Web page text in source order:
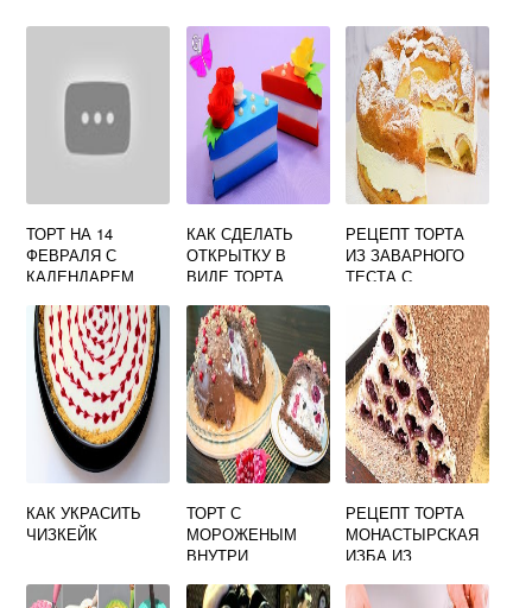
ТОРТ НА 14
ФЕВРАЛЯ С
КАЛЕНДАРЕМ
КАК СДЕЛАТЬ
ОТКРЫТКУ В
ВИДЕ ТОРТА
РЕЦЕПТ ТОРТА
ИЗ ЗАВАРНОГО
ТЕСТА С
КРЕМОМ
КАК УКРАСИТЬ
ЧИЗКЕЙК
ТОРТ С
МОРОЖЕНЫМ
ВНУТРИ
РЕЦЕПТ ТОРТА
МОНАСТЫРСКАЯ
ИЗБА ИЗ